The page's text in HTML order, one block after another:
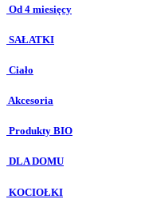
Od 4 miesięcy
SAŁATKI
Ciało
Akcesoria
Produkty BIO
DLA DOMU
KOCIOŁKI